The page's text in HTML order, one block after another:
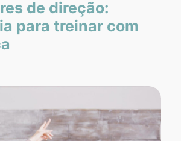
de direção:
para treinar com